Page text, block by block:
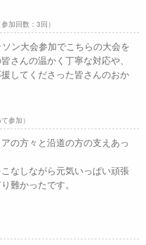
加回数：3回）
ン大会参加でこちらの大会を
さんの温かく丁寧な対応や、
してくださった皆さんのおか
参加）
の方々と沿道の方の支えあっ
なしながら元気いっぱい頑張
難かったです。